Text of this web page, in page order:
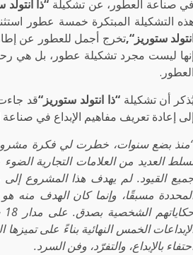
في صناعة العطور، عن تشكيلة “ذا انتولد
التشكيلة المبتكرة خمسة عطور
ستوريز“
,تخرج أجمل للعطور عن إطار
إنها ليست مجرد تشكيلة عطور، بل هي
العطور.
أن تشكيلة“ذا انتولد ستوريز“قد
إلى إعادة تعريف مفاهيم الإبداع في
بضع سنوات، خطرت لي فكرة مشروع
العديد من العلامات التجارية
القيود. لم يهدف هذا المشروع إلى
مسبقًا، وإنما كان الهدف منه
الخمس النهائية بناءً على
بالإبداع، والتفرّد، وفن السرد.